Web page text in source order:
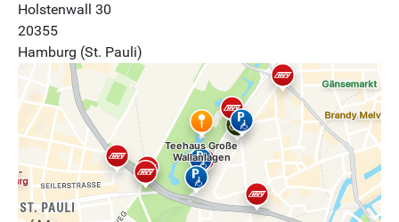
Holstenwall 30
20355
Hamburg (St. Pauli)